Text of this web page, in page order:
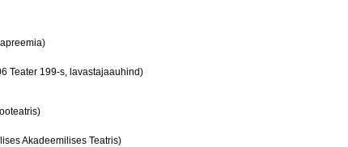
Teater 199-s, lavastajaauhind)
Akadeemilises Teatris)